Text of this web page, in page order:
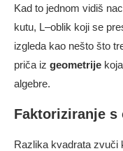
Kad to jednom vidiš
kutu, L–oblik koji se
izgleda kao nešto što
priča iz geometrije
algebre.
Faktoriziranje
Razlika kvadrata zvuči